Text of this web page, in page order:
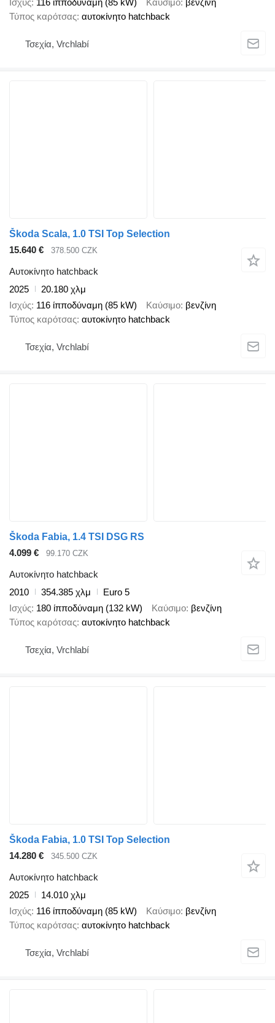
Ισχύς 116 ίπποδύναμη (85 kW) Καύσιμο βενζίνη
Τύπος καρότσας αυτοκίνητο hatchback
Τσεχία, Vrchlabí
Škoda Scala, 1.0 TSI Top Selection
15.640 €
378.500 CZK
Αυτοκίνητο hatchback
2025
20.180 χλμ
Ισχύς 116 ίπποδύναμη (85 kW) Καύσιμο βενζίνη
Τύπος καρότσας αυτοκίνητο hatchback
Τσεχία, Vrchlabí
Škoda Fabia, 1.4 TSI DSG RS
4.099 €
99.170 CZK
Αυτοκίνητο hatchback
2010
354.385 χλμ
Euro 5
Ισχύς 180 ίπποδύναμη (132 kW) Καύσιμο βενζίνη
Τύπος καρότσας αυτοκίνητο hatchback
Τσεχία, Vrchlabí
Škoda Fabia, 1.0 TSI Top Selection
14.280 €
345.500 CZK
Αυτοκίνητο hatchback
2025
14.010 χλμ
Ισχύς 116 ίπποδύναμη (85 kW) Καύσιμο βενζίνη
Τύπος καρότσας αυτοκίνητο hatchback
Τσεχία, Vrchlabí